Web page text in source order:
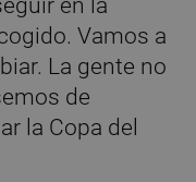
Vamos a
La gente no
de
la Copa del